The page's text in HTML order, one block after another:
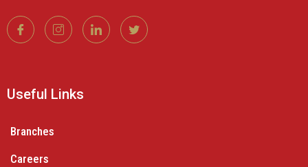
Useful Links
Branches
Careers